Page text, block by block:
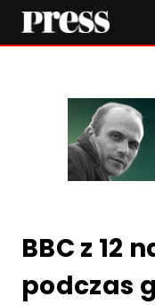
BBC z 12
podczas